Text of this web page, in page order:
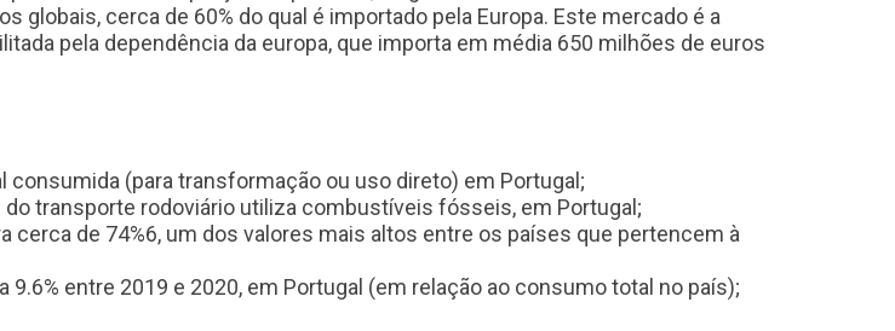
cerca de 60% do qual é importado pela Europa. Este mercado é a
pela dependência da europa, que importa em média 650 milhões de euros
(para transformação ou uso direto) em Portugal ;
transporte rodoviário utiliza combustíveis fósseis, em Portugal;
cerca de 74%6, um dos valores mais altos entre os países que pertencem à
entre 2019 e 2020, em Portugal (em relação ao consumo total no país);